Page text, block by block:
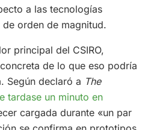
a las tecnologías
orden de magnitud.
principal del CSIRO,
de lo que eso podría
Según declaró a The
tardase un minuto en
cargada durante «un par